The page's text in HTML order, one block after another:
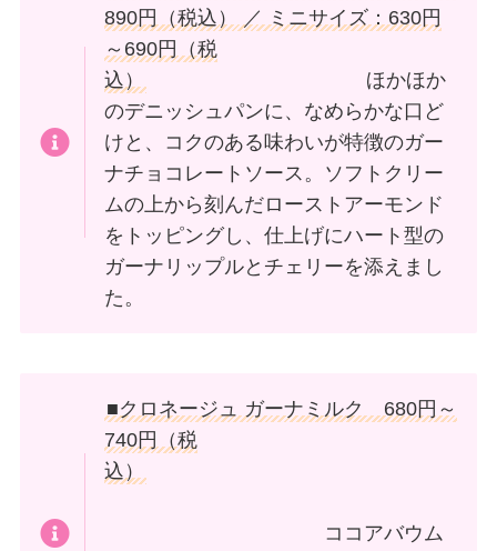
890円（税込） ／ ミニサイズ：630円
～690円（税
込）
ほかほか
のデニッシュパンに、なめらかな口ど
けと、コクのある味わいが特徴のガー
ナチョコレートソース。ソフトクリー
ムの上から刻んだローストアーモンド
をトッピングし、仕上げにハート型の
ガーナリップルとチェリーを添えまし
た。
■クロネージュ ガーナミルク 680円～
740円（税
込）
ココアバウム